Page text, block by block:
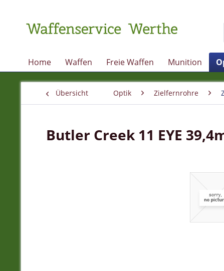
Home Waffen Freie Waffen Munition
Übersicht Optik Zielfernrohre
Butler Creek 11 EYE